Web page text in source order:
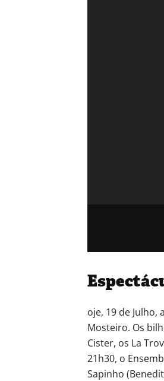
oje, 19 de Julho,
Mosteiro. Os
Cister, os La
21h30, o
Sapinho